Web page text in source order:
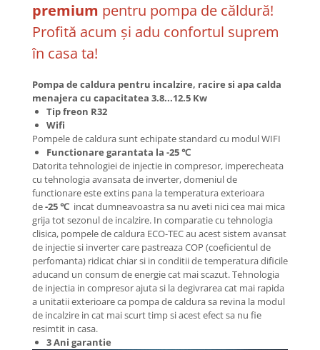
premium pentru pompa de căldură!
Profită acum și adu confortul suprem
în casa ta!
Pompa de caldura pentru incalzire, racire si apa calda
menajera cu capacitatea 3.8...12.5 Kw
Tip freon R32
Wifi
Pompele de caldura sunt echipate standard cu modul WIFI
Functionare garantata la -25 ℃
Datorita tehnologiei de injectie in compresor, imperecheata
cu tehnologia avansata de inverter, domeniul de
functionare este extins pana la temperatura exterioara
de-25 ℃ incat dumneavoastra sa nu aveti nici cea mai mica
grija tot sezonul de incalzire. In comparatie cu tehnologia
clisica, pompele de caldura ECO-TEC au acest sistem avansat
de injectie si inverter care pastreaza COP (coeficientul de
perfomanta) ridicat chiar si in conditii de temperatura dificile
aducand un consum de energie cat mai scazut. Tehnologia
de injectia in compresor ajuta si la degivrarea cat mai rapida
a unitatii exterioare ca pompa de caldura sa revina la modul
de incalzire in cat mai scurt timp si acest efect sa nu fie
resimtit in casa.
3 Ani garantie